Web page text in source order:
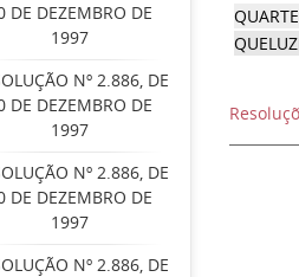
DE DEZEMBRO DE
1997
Nº 2.886, DE
DE DEZEMBRO DE
1997
Nº 2.886, DE
DE DEZEMBRO DE
1997
Nº 2.886, DE